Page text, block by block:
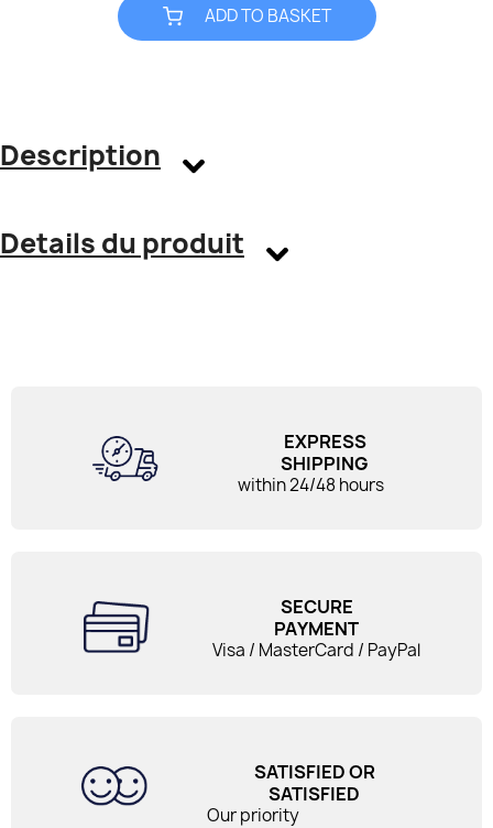
ADD TO BASKET
Description
Details du produit
EXPRESS
SHIPPING
within 24/48 hours
SECURE
PAYMENT
Visa / MasterCard / PayPal
SATISFIED OR
SATISFIED
Our priority